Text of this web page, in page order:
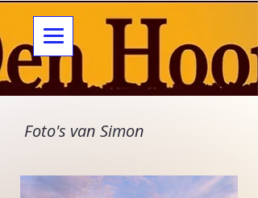
Foto's van Simon